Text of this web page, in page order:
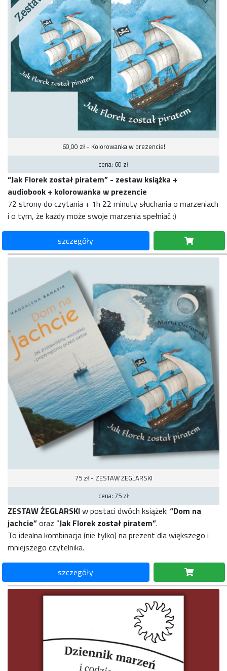
60,00 zł - Kolorowanka w prezencie!
cena: 60 zł
“Jak Florek został piratem” - zestaw książka +
audiobook + kolorowanka w prezencie
72 strony do czytania + 1h 22 minuty słuchania o marzeniach
i o tym, że każdy może swoje marzenia spełniać :)
szczegóły
75 zł - ZESTAW ŻEGLARSKI
cena: 75 zł
ZESTAW ŻEGLARSKIw postaci dwóch książek: “Dom na
jachcie”oraz “Jak Florek został piratem”.
To idealna kombinacja (nie tylko) na prezent dla większego i
mniejszego czytelnika.
szczegóły